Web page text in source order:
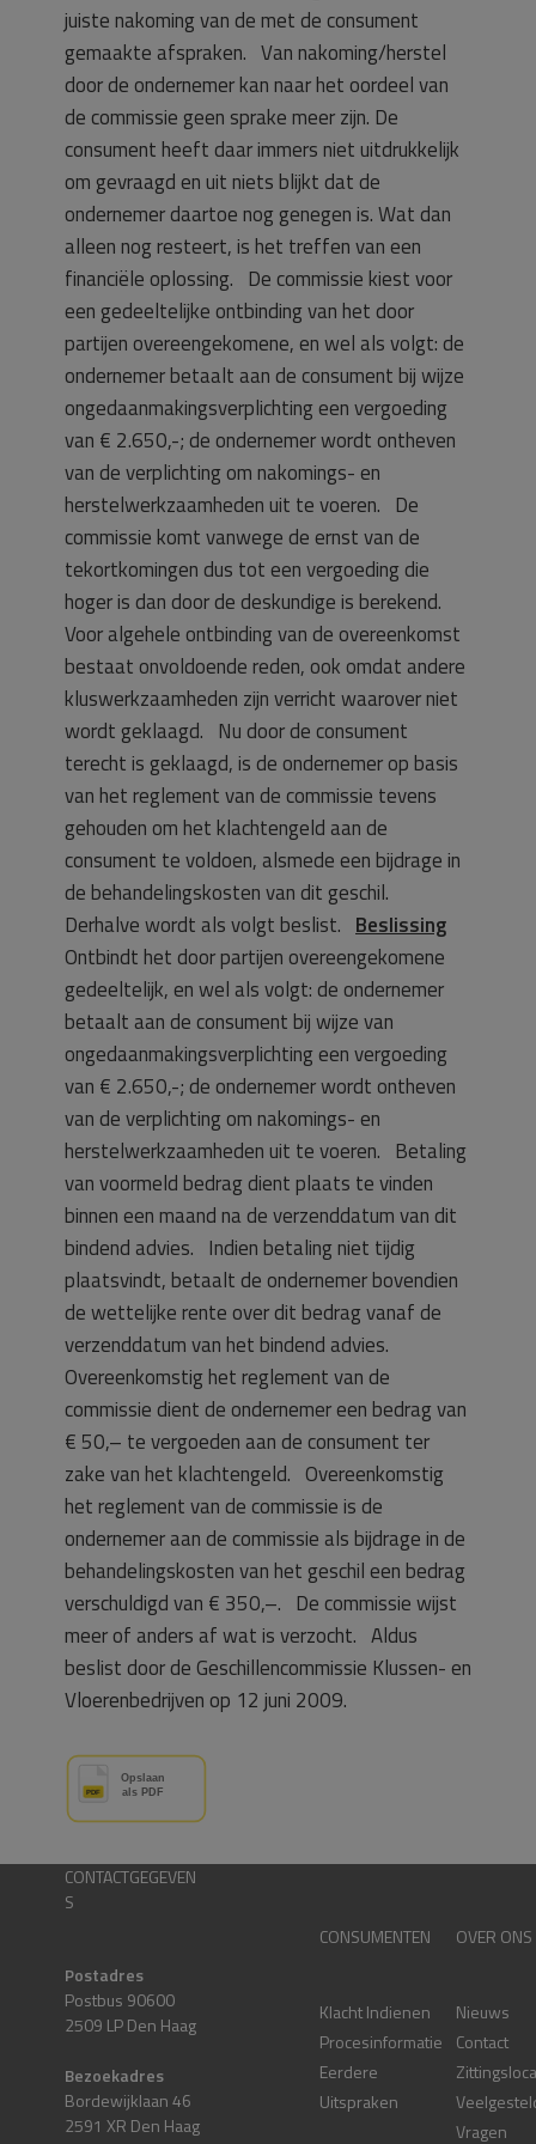
juiste nakoming van de met de consument
gemaakte afspraken. Van nakoming/herstel
door de ondernemer kan naar het oordeel van
de commissie geen sprake meer zijn. De
consument heeft daar immers niet uitdrukkelijk
om gevraagd en uit niets blijkt dat de
ondernemer daartoe nog genegen is. Wat dan
alleen nog resteert, is het treffen van een
financiële oplossing. De commissie kiest voor
een gedeeltelijke ontbinding van het door
partijen overeengekomene, en wel als volgt: de
ondernemer betaalt aan de consument bij wijze
ongedaanmakingsverplichting een vergoeding
van € 2.650,-; de ondernemer wordt ontheven
van de verplichting om nakomings- en
herstelwerkzaamheden uit te voeren. De
commissie komt vanwege de ernst van de
tekortkomingen dus tot een vergoeding die
hoger is dan door de deskundige is berekend.
Voor algehele ontbinding van de overeenkomst
bestaat onvoldoende reden, ook omdat andere
kluswerkzaamheden zijn verricht waarover niet
wordt geklaagd. Nu door de consument
terecht is geklaagd, is de ondernemer op basis
van het reglement van de commissie tevens
gehouden om het klachtengeld aan de
consument te voldoen, alsmede een bijdrage in
de behandelingskosten van dit geschil.
Derhalve wordt als volgt beslist. Beslissing
Ontbindt het door partijen overeengekomene
gedeeltelijk, en wel als volgt: de ondernemer
betaalt aan de consument bij wijze van
ongedaanmakingsverplichting een vergoeding
van € 2.650,-; de ondernemer wordt ontheven
van de verplichting om nakomings- en
herstelwerkzaamheden uit te voeren. Betaling
van voormeld bedrag dient plaats te vinden
binnen een maand na de verzenddatum van dit
bindend advies. Indien betaling niet tijdig
plaatsvindt, betaalt de ondernemer bovendien
de wettelijke rente over dit bedrag vanaf de
verzenddatum van het bindend advies.
Overeenkomstig het reglement van de
commissie dient de ondernemer een bedrag van
€ 50,– te vergoeden aan de consument ter
zake van het klachtengeld. Overeenkomstig
het reglement van de commissie is de
ondernemer aan de commissie als bijdrage in de
behandelingskosten van het geschil een bedrag
verschuldigd van € 350,–. De commissie wijst
meer of anders af wat is verzocht. Aldus
beslist door de Geschillencommissie Klussen- en
Vloerenbedrijven op 12 juni 2009.
CONTACTGEGEVEN
S
Postadres
Postbus 90600
2509 LP Den Haag
Bezoekadres
Bordewijklaan 46
2591 XR Den Haag
CONSUMENTEN
Klacht Indienen
Procesinformatie
Eerdere
Uitspraken
OVER ONS
Nieuws
Contact
Vragen